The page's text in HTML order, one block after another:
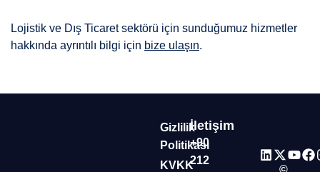
Lojistik ve Dış Ticaret sektörü için sunduğumuz hizmetler
hakkında ayrıntılı bilgi için bize ulaşın.
Gizlilik
Politikası
KVKK
İletişim
+90
212
©